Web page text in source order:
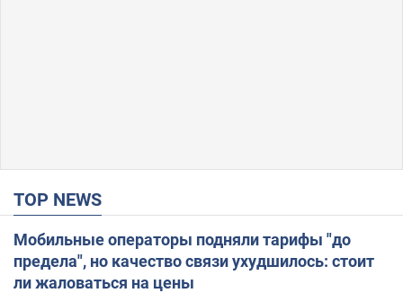
TOP NEWS
Мобильные операторы подняли тарифы "до
предела", но качество связи ухудшилось: стоит
ли жаловаться на цены